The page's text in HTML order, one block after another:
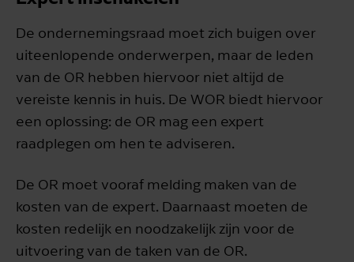
De ondernemingsraad moet zich buigen over
uiteenlopende onderwerpen, maar de leden
van de OR hebben hiervoor niet altijd de
vereiste kennis in huis. De WOR biedt hiervoor
een oplossing: de OR mag een expert
raadplegen om hen te adviseren.
De OR moet vooraf melding maken van de
kosten van de expert. Daarnaast moeten de
kosten redelijk en noodzakelijk zijn voor de
uitvoering van de taken van de OR.